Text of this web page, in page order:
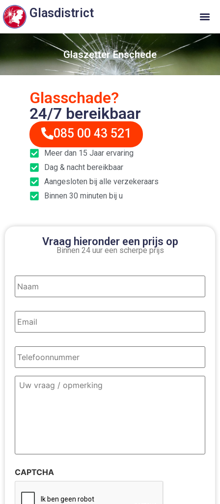
Glasdistrict
Glaszetter Enschede
Vraag hieronder een prijs op
Binnen 24 uur een scherpe prijs
Naam *
Email *
Telefoonnummer *
Omschrijving
contact *
CAPTCHA
Glasschade?
24/7 bereikbaar
085 00 43 521
Meer dan 15 Jaar ervaring
Dag & nacht bereikbaar
Aangesloten bij alle verzekeraars
Binnen 30 minuten bij u